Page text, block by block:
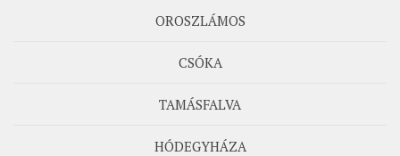
OROSZLÁMOS
CSÓKA
TAMÁSFALVA
HÓDEGYHÁZA